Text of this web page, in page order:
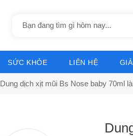
SỨC KHỎE LIÊN HỆ
Dung dịch xịt mũi Bs Nose baby 70ml